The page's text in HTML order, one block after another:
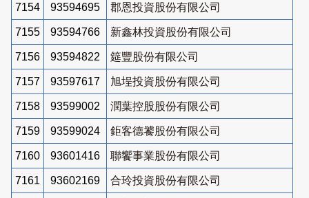
7154 93594695 郡恩投資股份有限公司
7155 93594766 新鑫林投資股份有限公司
7156 93594822 筵豐股份有限公司
7157 93597617 旭埕投資股份有限公司
7158 93599002 潤葉控股股份有限公司
7159 93599024 鉅客德饕股份有限公司
7160 93601416 聯饗事業股份有限公司
7161 93602169 合玲投資股份有限公司